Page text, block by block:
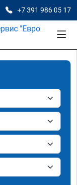
+7 391 986 05 17